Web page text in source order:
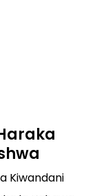
Kiwandani